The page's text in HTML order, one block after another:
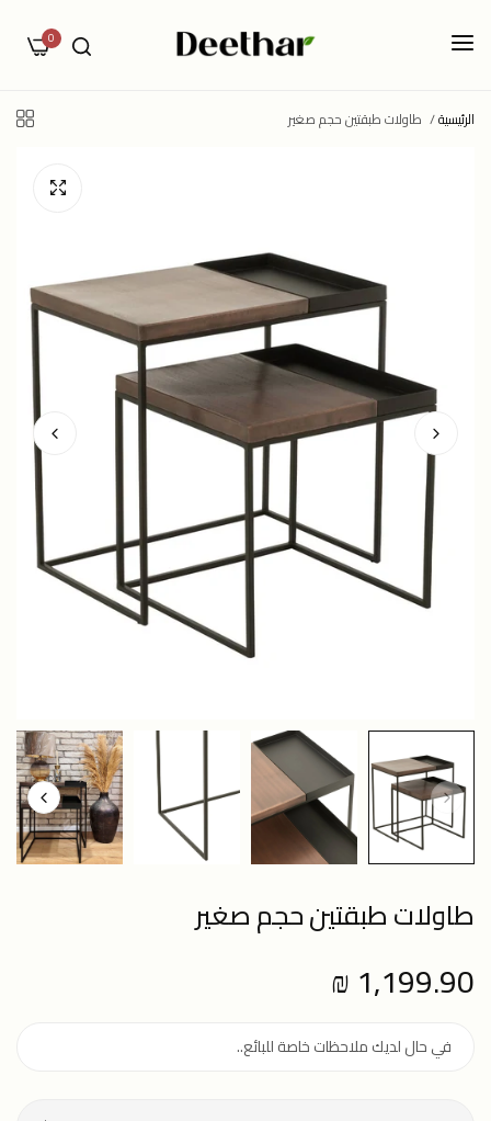
0
الرئيسية/ طاولات طبقتين حجم صغير
طاولات طبقتين حجم صغير
Regular
price
1,199.90 ₪